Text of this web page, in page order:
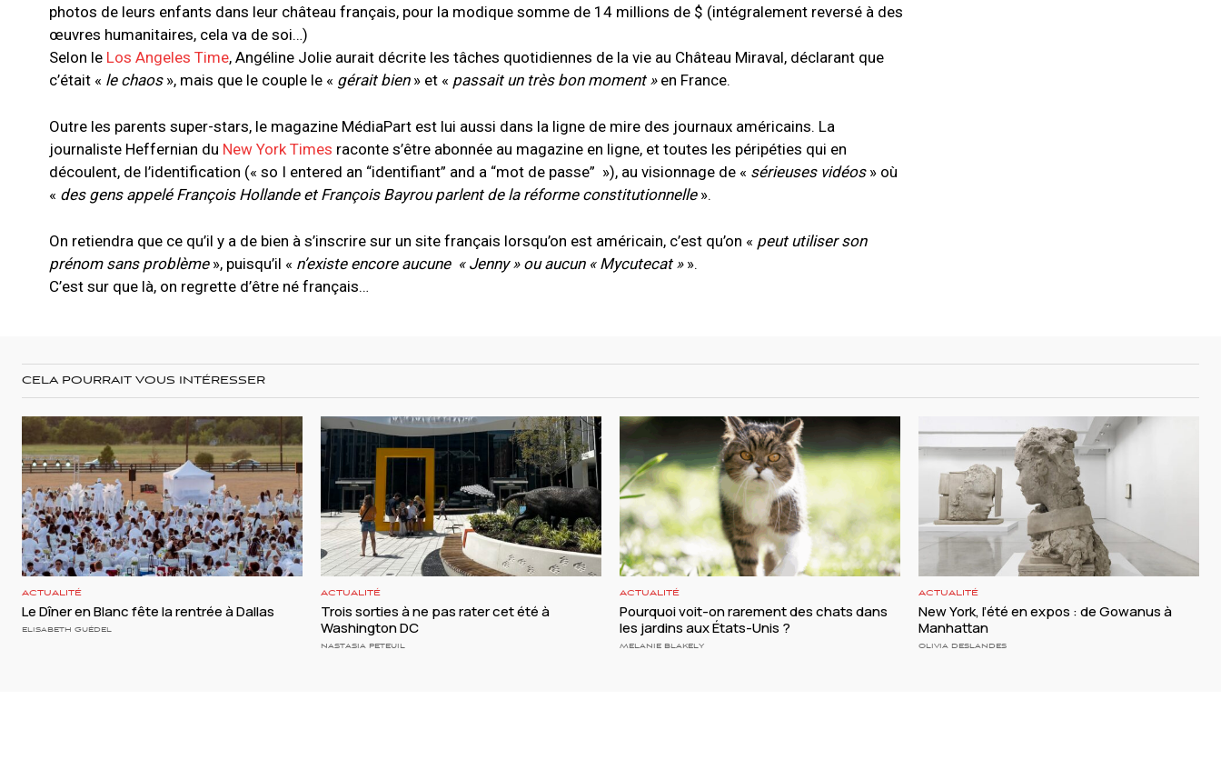
photos de leurs enfants dans leur château français, pour la modique somme de 14 millions de $ (intégralement reversé à des
œuvres humanitaires, cela va de soi…)
Selon le Los Angeles Time, Angéline Jolie aurait décrite les tâches quotidiennes de la vie au Château Miraval, déclarant que
c’était « le chaos», mais que le couple le « gérait bien» et « passait un très bon moment »en France.
Outre les parents super-stars, le magazine MédiaPart est lui aussi dans la ligne de mire des journaux américains. La
journaliste Heffernian du New York Times raconte s’être abonnée au magazine en ligne, et toutes les péripéties qui en
découlent, de l’identification (« so I entered an “identifiant” and a “mot de passe” »), au visionnage de « sérieuses vidéos» où
« des gens appelé François Hollande et François Bayrou parlent de la réforme constitutionnelle».
On retiendra que ce qu’il y a de bien à s’inscrire sur un site français lorsqu’on est américain, c’est qu’on « peut utiliser son
prénom sans problème», puisqu’il « n’existe encore aucune « Jenny » ou aucun « Mycutecat » ».
C’est sur que là, on regrette d’être né français…
CELA POURRAIT VOUS INTÉRESSER
ACTUALITÉ
Le Dîner en Blanc fête la rentrée à Dallas
ELISABETH GUÉDEL
ACTUALITÉ
Trois sorties à ne pas rater cet été à
Washington DC
NASTASIA PETEUIL
ACTUALITÉ
Pourquoi voit-on rarement des chats dans
les jardins aux États-Unis ?
MELANIE BLAKELY
ACTUALITÉ
New York, l’été en expos : de Gowanus à
Manhattan
OLIVIA DESLANDES